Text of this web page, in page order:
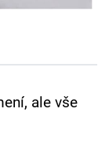
ale vše